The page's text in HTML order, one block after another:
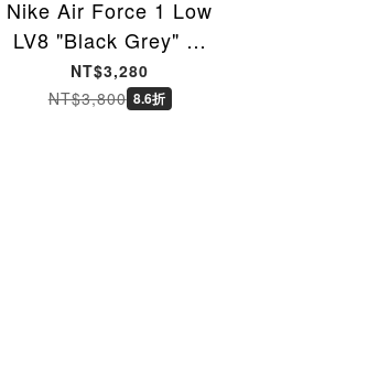
Nike Air Force 1 Low
LV8 "Black Grey" 黑
男鞋 HQ2037-006
[台灣現貨]
NT$3,280
NT$3,800 8.6折